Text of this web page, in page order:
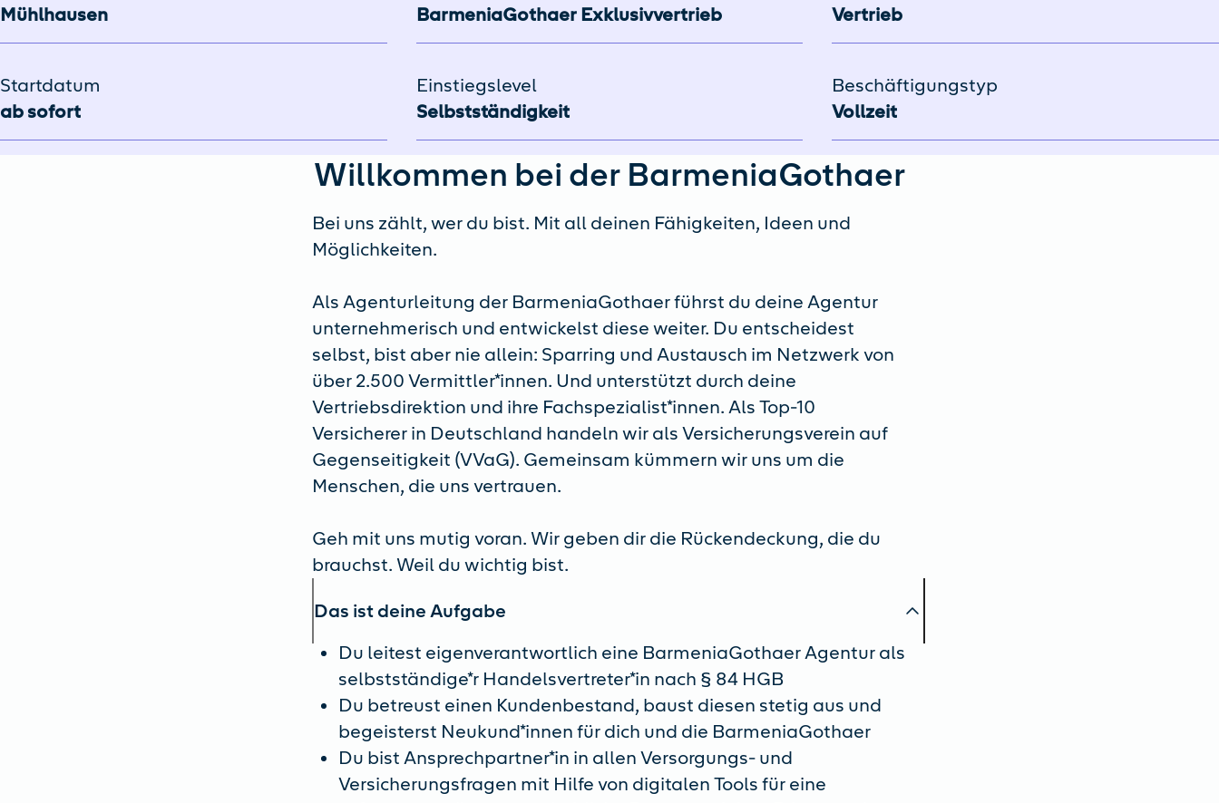
Mühlhausen
BarmeniaGothaer Exklusivvertrieb
Vertrieb
Startdatum
ab sofort
Einstiegslevel
Selbstständigkeit
Beschäftigungstyp
Vollzeit
Willkommen bei der BarmeniaGothaer
Bei uns zählt, wer du bist. Mit all deinen Fähigkeiten, Ideen und
Möglichkeiten.
Als Agenturleitung der BarmeniaGothaer führst du deine Agentur
unternehmerisch und entwickelst diese weiter. Du entscheidest
selbst, bist aber nie allein: Sparring und Austausch im Netzwerk von
über 2.500 Vermittler*innen. Und unterstützt durch deine
Vertriebsdirektion und ihre Fachspezialist*innen. Als Top-10
Versicherer in Deutschland handeln wir als Versicherungsverein auf
Gegenseitigkeit (VVaG). Gemeinsam kümmern wir uns um die
Menschen, die uns vertrauen.
Geh mit uns mutig voran. Wir geben dir die Rückendeckung, die du
brauchst. Weil du wichtig bist.
Das ist deine Aufgabe
Du leitest eigenverantwortlich eine BarmeniaGothaer Agentur als
selbstständige*r Handelsvertreter*in nach § 84 HGB
Du betreust einen Kundenbestand, baust diesen stetig aus und
begeisterst Neukund*innen für dich und die BarmeniaGothaer
Du bist Ansprechpartner*in in allen Versorgungs- und
Versicherungsfragen mit Hilfe von digitalen Tools für eine